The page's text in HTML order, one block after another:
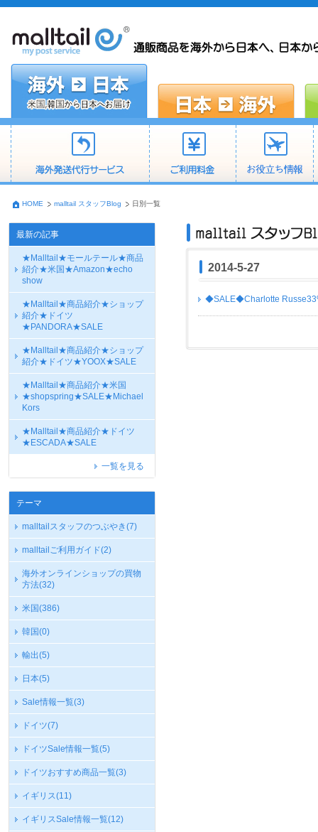
HOME malltail スタッフBlog 日別一覧
最新の記事
★Malltail★モールテール★商品
紹介★米国★Amazon★echo
show
★Malltail★商品紹介★ショップ
紹介★ドイツ
★PANDORA★SALE
★Malltail★商品紹介★ショップ
紹介★ドイツ★YOOX★SALE
★Malltail★商品紹介★米国
★shopspring★SALE★Michael
Kors
★Malltail★商品紹介★ドイツ
★ESCADA★SALE
一覧を見る
テーマ
malltailスタッフのつぶやき(7)
malltailご利用ガイド(2)
海外オンラインショップの買物
方法(32)
米国(386)
韓国(0)
輸出(5)
日本(5)
Sale情報一覧(3)
ドイツ(7)
ドイツSale情報一覧(5)
ドイツおすすめ商品一覧(3)
イギリス(11)
イギリスSale情報一覧(12)
2014-5-27
◆SALE◆Charlotte